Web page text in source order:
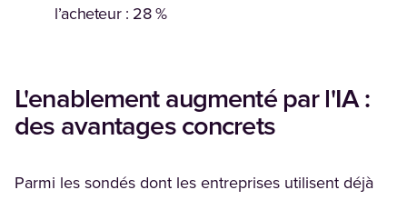
l’acheteur : 28 %
L'enablement augmenté par l'IA :
des avantages concrets
Parmi les sondés dont les entreprises utilisent déjà